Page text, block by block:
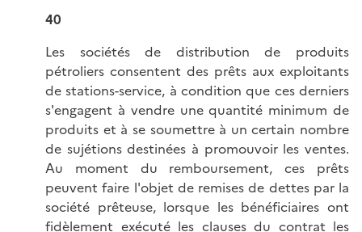
40
Les sociétés de distribution de produits
pétroliers consentent des prêts aux exploitants
de stations-service, à condition que ces derniers
s'engagent à vendre une quantité minimum de
produits et à se soumettre à un certain nombre
de sujétions destinées à promouvoir les ventes.
Au moment du remboursement, ces prêts
peuvent faire l'objet de remises de dettes par la
société prêteuse, lorsque les bénéficiaires ont
fidèlement exécuté les clauses du contrat les